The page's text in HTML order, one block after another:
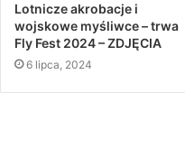
Lotnicze akrobacje i
wojskowe myśliwce – trwa
Fly Fest 2024 – ZDJĘCIA
6 lipca, 2024